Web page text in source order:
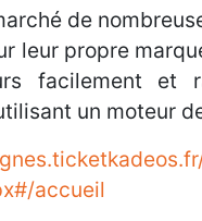
de
leur propre
facilement et
un moteur
accueil